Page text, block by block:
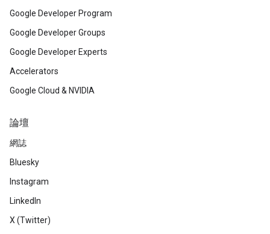
Google Developer Program
Google Developer Groups
Google Developer Experts
Accelerators
Google Cloud & NVIDIA
論壇
網誌
Bluesky
Instagram
LinkedIn
X (Twitter)